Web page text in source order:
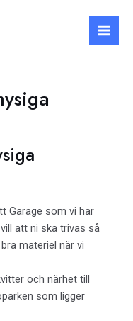
Garage som vi har
att ni ska trivas så
materiel när vi
och närhet till
som ligger